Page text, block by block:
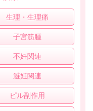
生理・生理痛
子宮筋腫
不妊関連
避妊関連
ピル副作用